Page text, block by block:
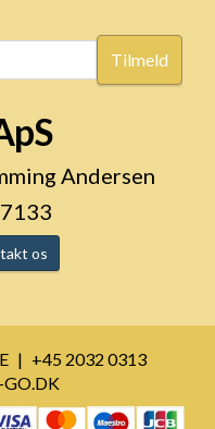
Andersen
os
+45 2032 0313
GO.DK